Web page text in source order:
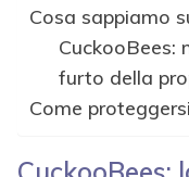
Cosa sappiamo
CuckooBees:
furto della
Come proteggersi